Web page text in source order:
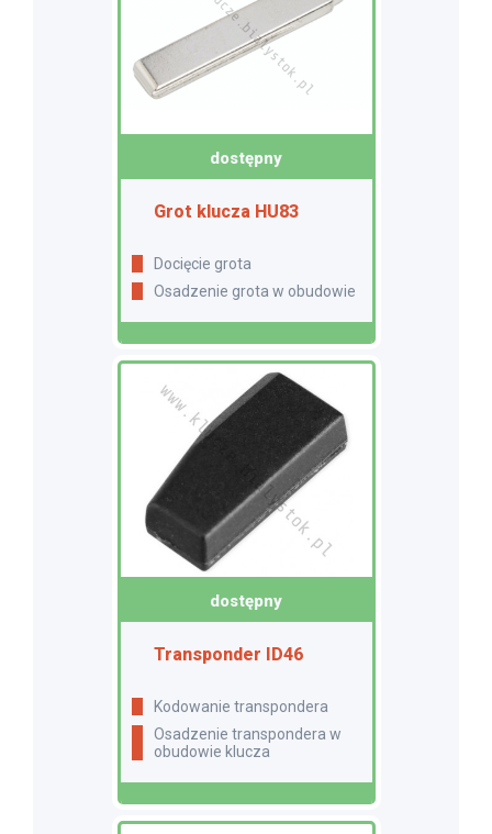
dostępny
Grot klucza HU83
Docięcie grota
Osadzenie grota w obudowie
dostępny
Transponder ID46
Kodowanie transpondera
Osadzenie transpondera w
obudowie klucza